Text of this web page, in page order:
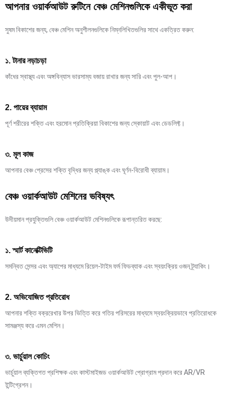
আপনার ওয়ার্কআউট রুটিনে বেঞ্চ মেশিনগুলিকে একীভূত করা
সুষম বিকাশের জন্য, বেঞ্চ মেশিন অনুশীলনগুলিকে নিম্নলিখিতগুলির সাথে একত্রিত করুন:
১. টানার নড়াচড়া
কাঁধের স্বাস্থ্য এবং অঙ্গবিন্যাস ভারসাম্য বজায় রাখার জন্য সারি এবং পুল-আপ।
2. পায়ের ব্যায়াম
পূর্ণ শরীরের শক্তি এবং হরমোন প্রতিক্রিয়া বিকাশের জন্য স্কোয়াট এবং ডেডলিফ্ট।
৩. মূল কাজ
আপনার বেঞ্চ প্রেসের শক্তি বৃদ্ধির জন্য প্ল্যাঙ্ক এবং ঘূর্ণন-বিরোধী ব্যায়াম।
বেঞ্চ ওয়ার্কআউট মেশিনের ভবিষ্যৎ
উদীয়মান প্রযুক্তিগুলি বেঞ্চ ওয়ার্কআউট মেশিনগুলিকে রূপান্তরিত করছে:
১. স্মার্ট কানেক্টিভিটি
সমন্বিত সেন্সর এবং অ্যাপের মাধ্যমে রিয়েল-টাইম ফর্ম ফিডব্যাক এবং স্বয়ংক্রিয় ওজন ট্র্যাকিং।
2. অভিযোজিত প্রতিরোধ
আপনার শক্তি বক্ররেখার উপর ভিত্তি করে গতির পরিসরের মাধ্যমে স্বয়ংক্রিয়ভাবে প্রতিরোধকে
সামঞ্জস্য করে এমন মেশিন।
৩. ভার্চুয়াল কোচিং
ভার্চুয়াল ব্যক্তিগত প্রশিক্ষক এবং কাস্টমাইজড ওয়ার্কআউট প্রোগ্রাম প্রদান করে AR/VR
ইন্টিগ্রেশন।